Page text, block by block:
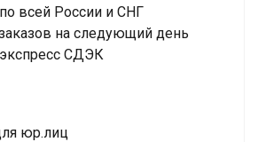
всей России и СНГ
на следующий день
СДЭК
юр.лиц